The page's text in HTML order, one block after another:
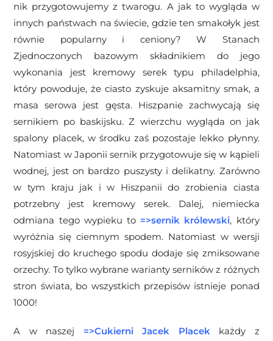
nik przygotowujemy z twarogu. A jak to wygląda w
innych państwach na świecie, gdzie ten smakołyk jest
równie popularny i ceniony? W Stanach
Zjednoczonych bazowym składnikiem do jego
wykonania jest kremowy serek typu philadelphia,
który powoduje, że ciasto zyskuje aksamitny smak, a
masa serowa jest gęsta. Hiszpanie zachwycają się
sernikiem po baskijsku. Z wierzchu wygląda on jak
spalony placek, w środku zaś pozostaje lekko płynny.
Natomiast w Japonii sernik przygotowuje się w kąpieli
wodnej, jest on bardzo puszysty i delikatny. Zarówno
w tym kraju jak i w Hiszpanii do zrobienia ciasta
potrzebny jest kremowy serek. Dalej, niemiecka
odmiana tego wypieku to =>sernik królewski, który
wyróżnia się ciemnym spodem. Natomiast w wersji
rosyjskiej do kruchego spodu dodaje się zmiksowane
orzechy. To tylko wybrane warianty serników z różnych
stron świata, bo wszystkich przepisów istnieje ponad
1000!
A w naszej =>Cukierni Jacek Placekkażdy z